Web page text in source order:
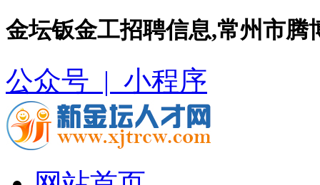
金坛钣金工招聘信息,常州市
公众号 | 小程序